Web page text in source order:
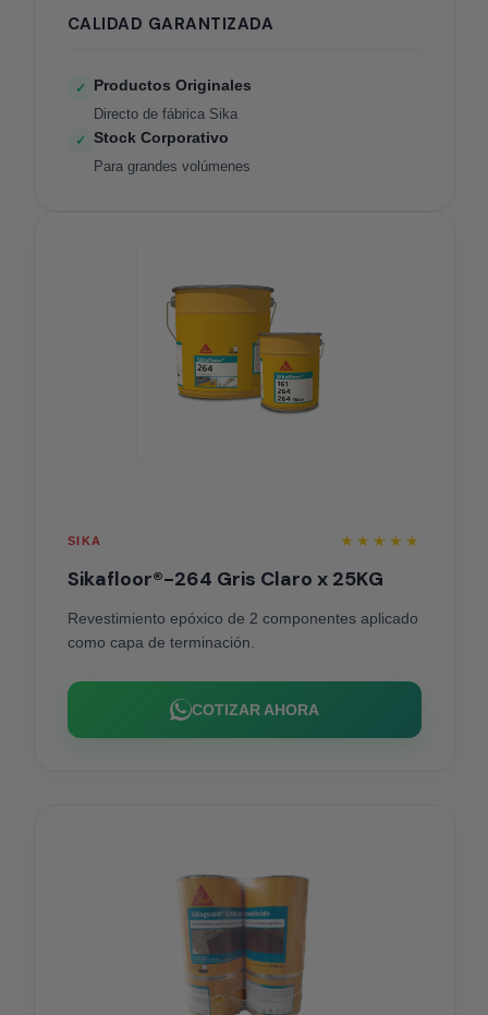
CALIDAD GARANTIZADA
✓ Productos Originales
Directo de fábrica Sika
✓ Stock Corporativo
Para grandes volúmenes
SIKA ★★★★★
Sikafloor®-264 Gris Claro x 25KG
Revestimiento epóxico de 2 componentes aplicado
como capa de terminación.
COTIZAR AHORA